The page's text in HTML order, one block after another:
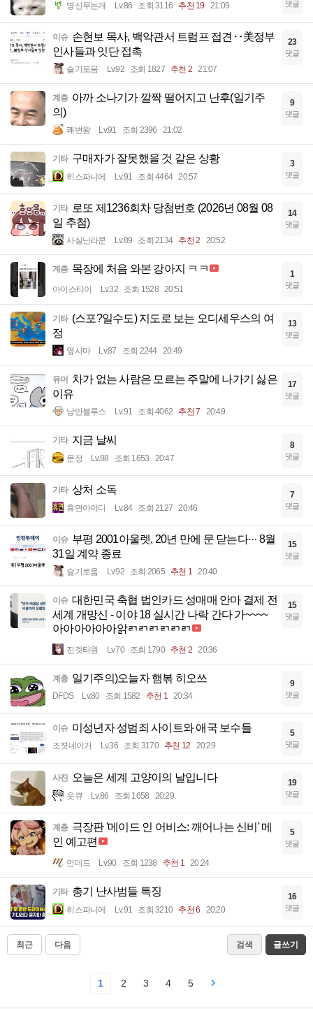
병신무는개 Lv.86 조회 3116 추천 19 21:09 댓글
이슈 손현보 목사, 백악관서 트럼프 접견‥美정부
인사들과 잇단 접촉
슬기로움 Lv.92 조회 1827 추천 2 21:07
23
댓글
계층 아까 소나기가 깔짝 떨어지고 난후(일기주
의)
쾌변왕 Lv.91 조회 2396 21:02
9
댓글
기타 구매자가 잘못했을 것 같은 상황
히스파니에 Lv.91 조회 4464 20:57
3
댓글
기타 로또 제1236회차 당첨번호 (2026년 08월 08
일 추첨)
사실난라쿤 Lv.89 조회 2134 추천 2 20:52
14
댓글
계층 목장에 처음 와본 강아지 ㅋㅋ
아이스티이 Lv.32 조회 1528 20:51
1
댓글
기타 (스포?일수도) 지도로 보는 오디세우스의 여
정
옆사마 Lv.87 조회 2244 20:49
13
댓글
유머 차가 없는 사람은 모르는 주말에 나가기 싫은
이유
낭만블루스 Lv.91 조회 4062 추천 7 20:49
17
댓글
기타 지금 날씨
문정 Lv.88 조회 1653 20:47
8
댓글
기타 상처 소독
휴면아이디 Lv.84 조회 2127 20:46
7
댓글
이슈 부평 2001아울렛, 20년 만에 문 닫는다··· 8월
31일 계약 종료
슬기로움 Lv.92 조회 2065 추천 1 20:40
15
댓글
이슈 대한민국 축협 법인카드 성매매 안마 결제 전
세계 개망신 - 이야 18 실시간 나락 간다 가~~~~
아아아아아아앍ㄺㄺㄺㄺㄺㄺ
진겟타원 Lv.70 조회 1790 추천 2 20:36
15
댓글
계층 일기주의)오늘자 햄볶 히오쓰
DFDS Lv.80 조회 1582 추천 1 20:34
9
댓글
이슈 미성년자 성범죄 사이트와 애국 보수들
조졋네이거 Lv.36 조회 3170 추천 12 20:29
5
댓글
사진 오늘은 세계 고양이의 날입니다
읏큐 Lv.86 조회 1658 20:29
19
댓글
계층 극장판 '메이드 인 어비스: 깨어나는 신비' 메
인 예고편
언데드 Lv.90 조회 1238 추천 1 20:24
5
댓글
기타 총기 난사범들 특징
히스파니에 Lv.91 조회 3210 추천 6 20:20
16
댓글
최근 다음 검색 글쓰기
1 2 3 4 5